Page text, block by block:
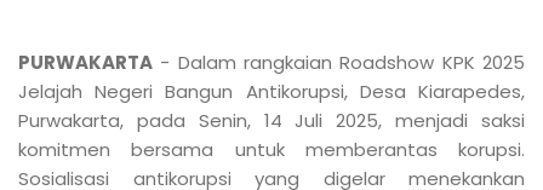
PURWAKARTA - Dalam rangkaian Roadshow KPK 2025
Jelajah Negeri Bangun Antikorupsi, Desa Kiarapedes,
Purwakarta, pada Senin, 14 Juli 2025, menjadi saksi
komitmen bersama untuk memberantas korupsi.
Sosialisasi antikorupsi yang digelar menekankan